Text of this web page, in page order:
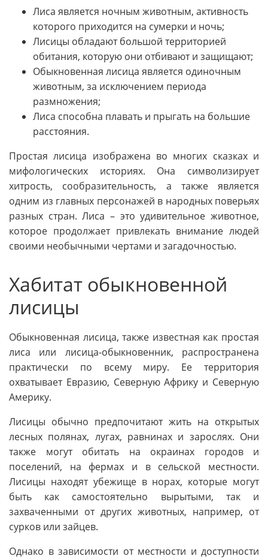
Лиса является ночным животным, активность
которого приходится на сумерки и ночь;
Лисицы обладают большой территорией
обитания, которую они отбивают и защищают;
Обыкновенная лисица является одиночным
животным, за исключением периода
размножения;
Лиса способна плавать и прыгать на большие
расстояния.
Простая лисица изображена во многих сказках и
мифологических историях. Она символизирует
хитрость, сообразительность, а также является
одним из главных персонажей в народных поверьях
разных стран. Лиса – это удивительное животное,
которое продолжает привлекать внимание людей
своими необычными чертами и загадочностью.
Хабитат обыкновенной
лисицы
Обыкновенная лисица, также известная как простая
лиса или лисица-обыкновенник, распространена
практически по всему миру. Ее территория
охватывает Евразию, Северную Африку и Северную
Америку.
Лисицы обычно предпочитают жить на открытых
лесных полянах, лугах, равнинах и зарослях. Они
также могут обитать на окраинах городов и
поселений, на фермах и в сельской местности.
Лисицы находят убежище в норах, которые могут
быть как самостоятельно вырытыми, так и
захваченными от других животных, например, от
сурков или зайцев.
Однако в зависимости от местности и доступности